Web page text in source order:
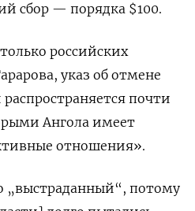
сбор — порядка $100.
российских
указ об отмене
почти
Ангола имеет
отношения».
„выстраданный“, потому